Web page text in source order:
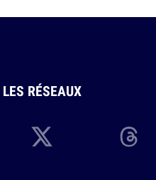
LES RÉSEAUX